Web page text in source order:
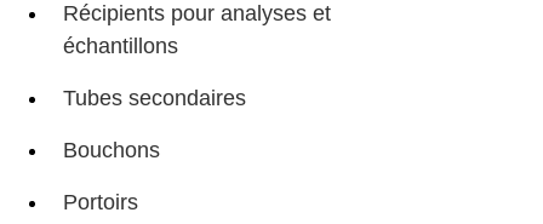
Récipients pour analyses et
échantillons
Tubes secondaires
Bouchons
Portoirs